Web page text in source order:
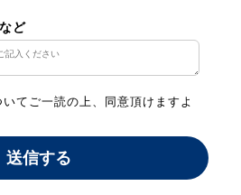
ど
いてご一読の上、同意頂けますよ